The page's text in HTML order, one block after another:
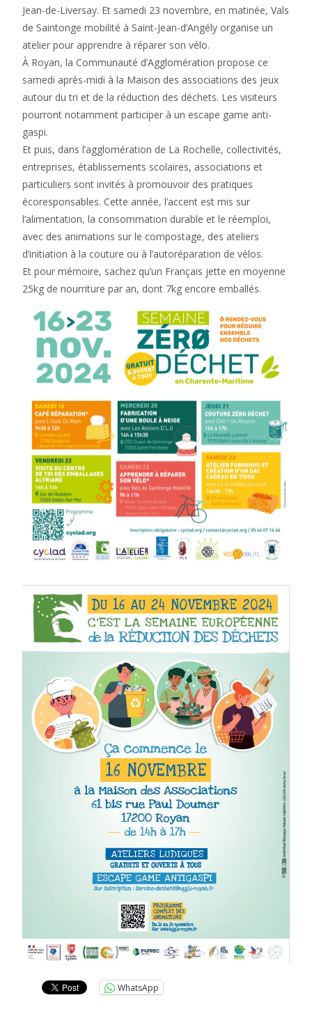
Jean-de-Liversay. Et samedi 23 novembre, en matinée, Vals
de Saintonge mobilité à Saint-Jean-d’Angély organise un
atelier pour apprendre à réparer son vélo.
À Royan, la Communauté d’Agglomération propose ce
samedi après-midi à la Maison des associations des jeux
autour du tri et de la réduction des déchets. Les visiteurs
pourront notamment participer à un escape game anti-
gaspi.
Et puis, dans l’agglomération de La Rochelle, collectivités,
entreprises, établissements scolaires, associations et
particuliers sont invités à promouvoir des pratiques
écoresponsables. Cette année, l’accent est mis sur
l’alimentation, la consommation durable et le réemploi,
avec des animations sur le compostage, des ateliers
d’initiation à la couture ou à l’autoréparation de vélos.
Et pour mémoire, sachez qu’un Français jette en moyenne
25kg de nourriture par an, dont 7kg encore emballés.
WhatsApp